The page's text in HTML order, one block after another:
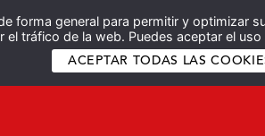
forma general para permitir y optimizar
tráfico de la web. Puedes aceptar el
ACEPTAR TODAS LAS